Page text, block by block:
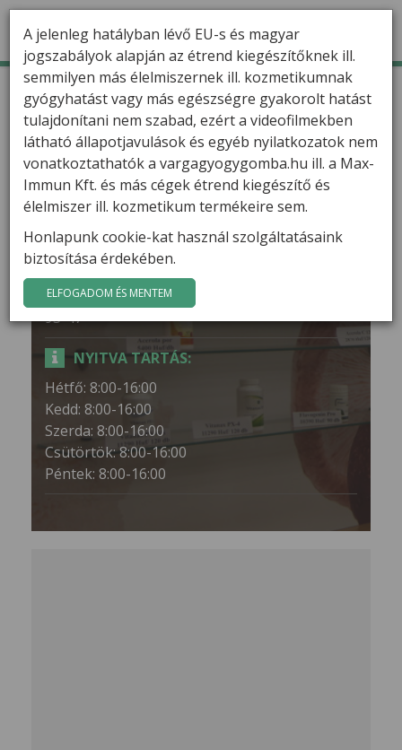
TERMÉKEK
HÍREK
VARGA GÁBOR
FILMEK
GYÓGYGOMBÁK
KAPCSOLAT
Kezdőlap Üzleteink Miskolc
Miskolc
CÍM:
TELEFON:
+36 46/508-768,+36 70/423-11-21,+36 70/319-
93-47
NYITVA TARTÁS:
Hétfő: 8:00-16:00
Kedd: 8:00-16:00
Szerda: 8:00-16:00
Csütörtök: 8:00-16:00
Péntek: 8:00-16:00
A jelenleg hatályban lévő EU-s és magyar
jogszabályok alapján az étrend kiegészítőknek ill.
semmilyen más élelmiszernek ill. kozmetikumnak
gyógyhatást vagy más egészségre gyakorolt hatást
tulajdonítani nem szabad, ezért a videofilmekben
látható állapotjavulások és egyéb nyilatkozatok nem
vonatkoztathatók a vargagyogygomba.hu ill. a Max-
Immun Kft. és más cégek étrend kiegészítő és
élelmiszer ill. kozmetikum termékeire sem.
Honlapunk cookie-kat használ szolgáltatásaink
biztosítása érdekében.
ELFOGADOM ÉS MENTEM